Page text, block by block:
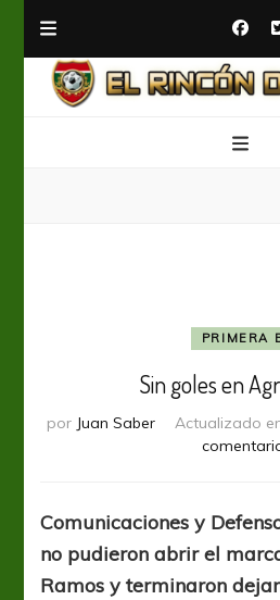
PRIMERA
Sin goles en
por Juan Saber Actualizado
Comunicaciones y
no pudieron abrir el
Ramos y terminaron